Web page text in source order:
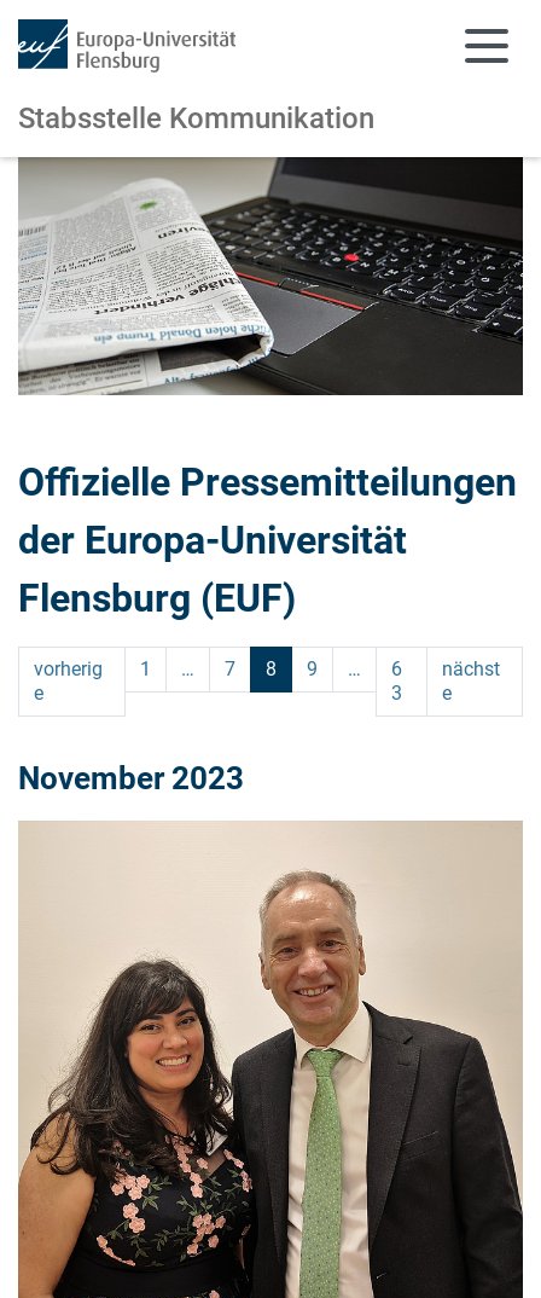
Zum Hauptinhalt springen
Zur Navigation springen
Stabsstelle Kommunikation
Offizielle Pressemitteilungen
der Europa-Universität
Flensburg (EUF)
vorherig
e
1 … 7 8 9 …
6
3
nächst
e
November 2023